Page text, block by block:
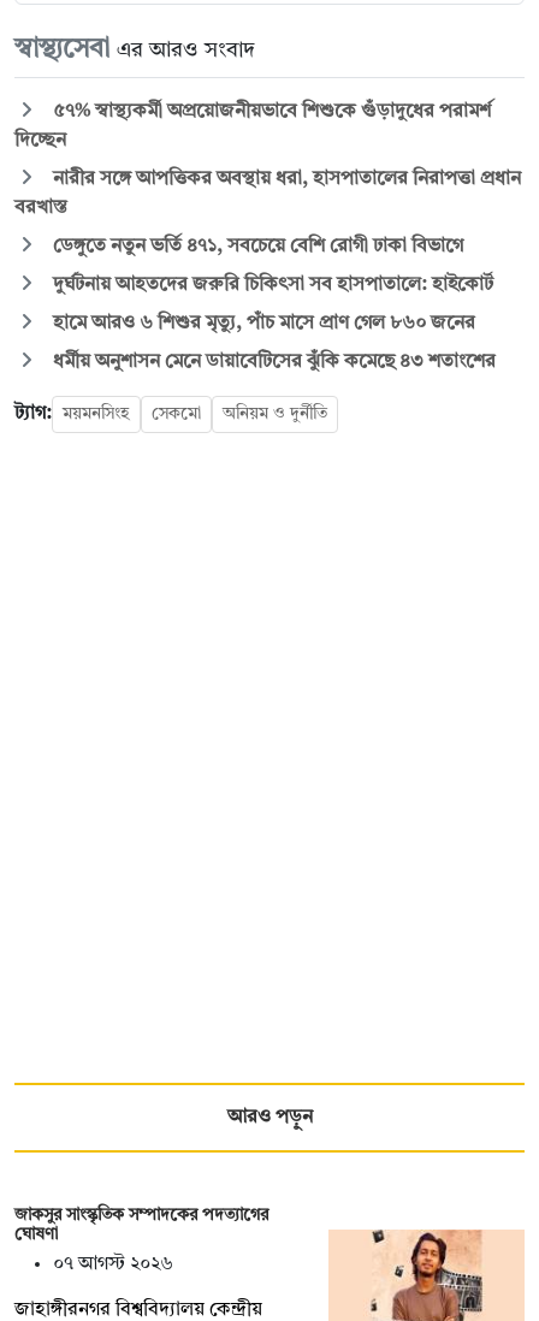
স্বাস্থ্যসেবা এর আরও সংবাদ
৫৭% স্বাস্থ্যকর্মী অপ্রয়োজনীয়ভাবে শিশুকে গুঁড়াদুধের পরামর্শ
দিচ্ছেন
নারীর সঙ্গে আপত্তিকর অবস্থায় ধরা, হাসপাতালের নিরাপত্তা প্রধান
বরখাস্ত
ডেঙ্গুতে নতুন ভর্তি ৪৭১, সবচেয়ে বেশি রোগী ঢাকা বিভাগে
দুর্ঘটনায় আহতদের জরুরি চিকিৎসা সব হাসপাতালে: হাইকোর্ট
হামে আরও ৬ শিশুর মৃত্যু, পাঁচ মাসে প্রাণ গেল ৮৬০ জনের
ধর্মীয় অনুশাসন মেনে ডায়াবেটিসের ঝুঁকি কমেছে ৪৩ শতাংশের
ট্যাগ: ময়মনসিংহ সেকমো অনিয়ম ও দুর্নীতি
আরও পড়ুন
জাকসুর সাংস্কৃতিক সম্পাদকের পদত্যাগের
ঘোষণা
০৭ আগস্ট ২০২৬
‎জাহাঙ্গীরনগর বিশ্ববিদ্যালয় কেন্দ্রীয়